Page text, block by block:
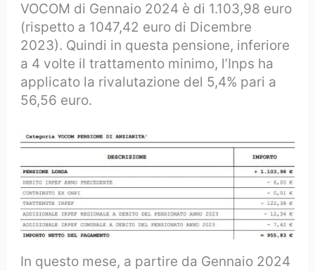
VOCOM di Gennaio 2024 è di 1.103,98 euro
(rispetto a 1047,42 euro di Dicembre
2023). Quindi in questa pensione, inferiore
a 4 volte il trattamento minimo, l’Inps ha
applicato la rivalutazione del 5,4% pari a
56,56 euro.
In questo mese, a partire da Gennaio 2024